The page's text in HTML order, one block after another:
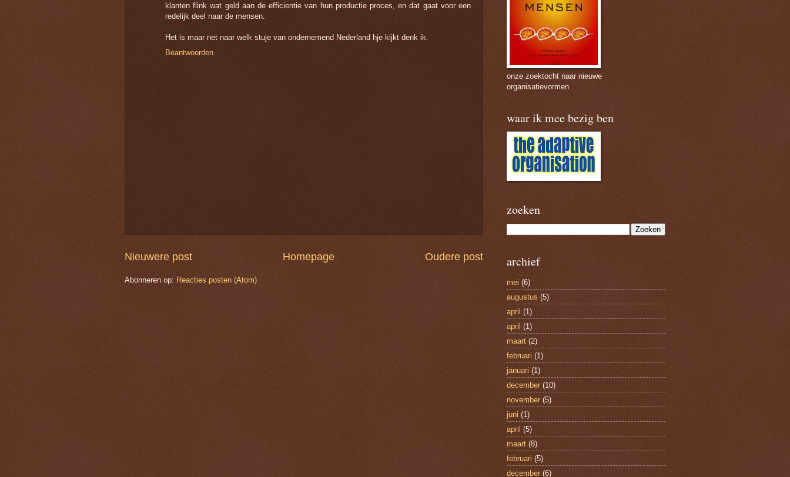
klanten flink wat geld aan de efficientie van hun productie proces, en dat gaat voor een
redelijk deel naar de mensen.
Het is maar net naar welk stuje van ondernemend Nederland hje kijkt denk ik.
Beantwoorden
Nieuwere post Oudere post
Homepage
Abonneren op: Reacties posten (Atom)
onze zoektocht naar nieuwe
organisatievormen
waar ik mee bezig ben
zoeken
archief
mei (6)
augustus (5)
april (1)
april (1)
maart (2)
februari (1)
januari (1)
december (10)
november (5)
juni (1)
april (5)
maart (8)
februari (5)
december (6)